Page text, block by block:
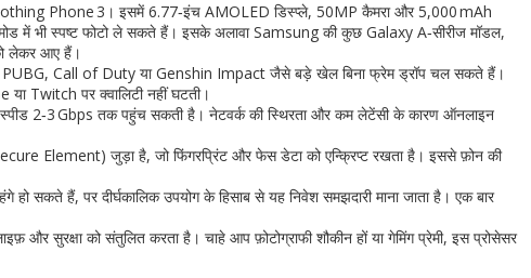
Phone 3। इसमें 6.77‑इंच AMOLED डिस्प्ले, 50MP कैमरा और 5,000 mAh
में भी स्पष्ट फोटो ले सकते हैं। इसके अलावा Samsung की कुछ Galaxy A‑सीरीज मॉडल,
लेकर आए हैं।
Call of Duty या Genshin Impact जैसे बड़े खेल बिना फ्रेम ड्रॉप चल सकते हैं।
या Twitch पर क्वालिटी नहीं घटती।
2‑3 Gbps तक पहुंच सकती है। नेटवर्क की स्थिरता और कम लेटेंसी के कारण ऑनलाइन
Element) जुड़ा है, जो फिंगरप्रिंट और फेस डेटा को एन्क्रिप्ट रखता है। इससे फ़ोन की
सकते हैं, पर दीर्घकालिक उपयोग के हिसाब से यह निवेश समझदारी माना जाता है। एक बार
सुरक्षा को संतुलित करता है। चाहे आप फ़ोटोग्राफी शौकीन हों या गेमिंग प्रेमी, इस प्रोसेसर